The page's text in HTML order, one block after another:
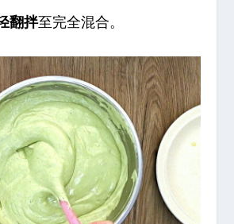
翻拌至完全混合。